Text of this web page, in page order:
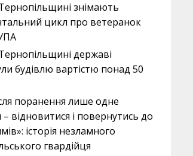
знімають
цикл про ветеранок
державі
будівлю вартістю понад 50
поранення лише одне
відновитися і повернутись до
історія незламного
гвардійця